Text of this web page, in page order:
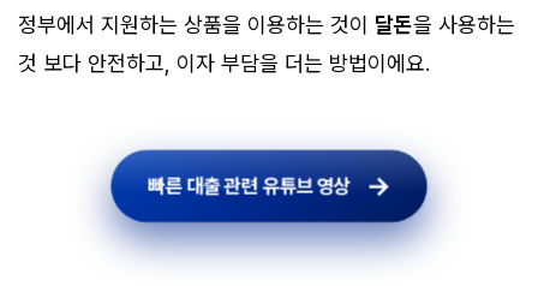
정부에서 지원하는 상품을 이용하는 것이 달돈을 사용하는
것 보다 안전하고, 이자 부담을 더는 방법이에요.
빠른 대출 관련 유튜브 영상
빠른 대출 관련 유튜브 영상